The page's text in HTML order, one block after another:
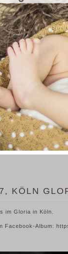
KÖLN
im Gloria in Köln.
Facebook-Album: